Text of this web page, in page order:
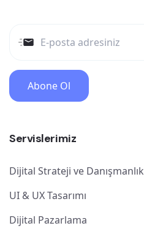
Abone Ol
Servislerimiz
Dijital Strateji ve Danışmanlık
UI & UX Tasarımı
Dijital Pazarlama